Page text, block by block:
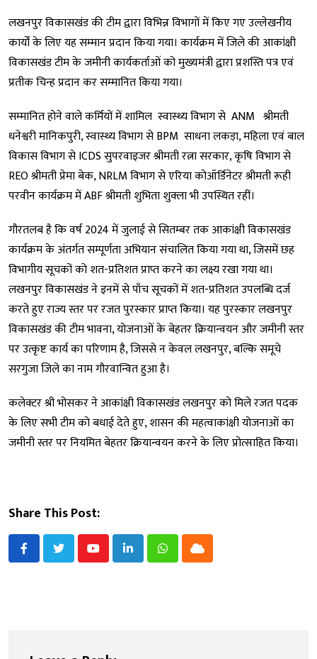
लखनपुर विकासखंड की टीम द्वारा विभिन्न विभागों में किए गए उल्लेखनीय
कार्यों के लिए यह सम्मान प्रदान किया गया। कार्यक्रम में जिले की आकांक्षी
विकासखंड टीम के जमीनी कार्यकर्ताओं को मुख्यमंत्री द्वारा प्रशस्ति पत्र एवं
प्रतीक चिन्ह प्रदान कर सम्मानित किया गया।
सम्मानित होने वाले कर्मियों में शामिल स्वास्थ्य विभाग से ANM श्रीमती
धनेश्वरी मानिकपुरी, स्वास्थ्य विभाग से BPM साधना लकड़ा, महिला एवं बाल
विकास विभाग से ICDS सुपरवाइजर श्रीमती रत्ना सरकार, कृषि विभाग से
REO श्रीमती प्रेमा बेक, NRLM विभाग से एरिया कोऑर्डिनेटर श्रीमती रूही
परवीन कार्यक्रम में ABF श्रीमती शुभिता शुक्ला भी उपस्थित रहीं।
गौरतलब है कि वर्ष 2024 में जुलाई से सितम्बर तक आकांक्षी विकासखंड
कार्यक्रम के अंतर्गत सम्पूर्णता अभियान संचालित किया गया था, जिसमें छह
विभागीय सूचकों को शत-प्रतिशत प्राप्त करने का लक्ष्य रखा गया था।
लखनपुर विकासखंड ने इनमें से पाँच सूचकों में शत-प्रतिशत उपलब्धि दर्ज
करते हुए राज्य स्तर पर रजत पुरस्कार प्राप्त किया। यह पुरस्कार लखनपुर
विकासखंड की टीम भावना, योजनाओं के बेहतर क्रियान्वयन और जमीनी स्तर
पर उत्कृष्ट कार्य का परिणाम है, जिससे न केवल लखनपुर, बल्कि समूचे
सरगुजा जिले का नाम गौरवान्वित हुआ है।
कलेक्टर श्री भोसकर ने आकांक्षी विकासखंड लखनपुर को मिले रजत पदक
के लिए सभी टीम को बधाई देते हुए, शासन की महत्वाकांक्षी योजनाओं का
जमीनी स्तर पर नियमित बेहतर क्रियान्वयन करने के लिए प्रोत्साहित किया।
Share This Post:
YoutubeLinkedInWhatsappCloud